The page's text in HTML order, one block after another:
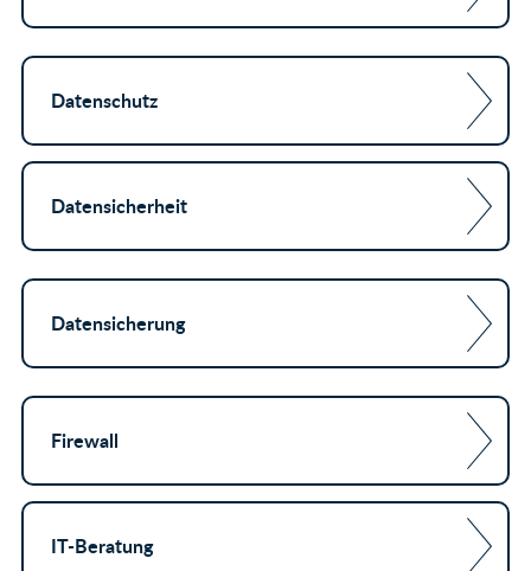
Datenschutz
Datensicherheit
Datensicherung
Firewall
IT-Beratung